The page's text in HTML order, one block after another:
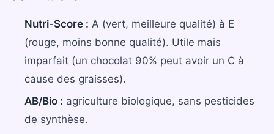
Nutri-Score : A (vert, meilleure qualité) à E
(rouge, moins bonne qualité). Utile mais
imparfait (un chocolat 90% peut avoir un C à
cause des graisses).
AB/Bio : agriculture biologique, sans pesticides
de synthèse.